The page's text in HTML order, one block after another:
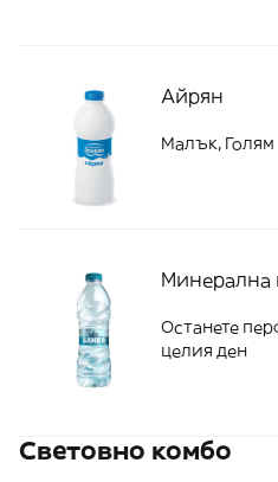
Айрян
Малък, Голям
Минерална
Останете
целия ден
Световно комбо